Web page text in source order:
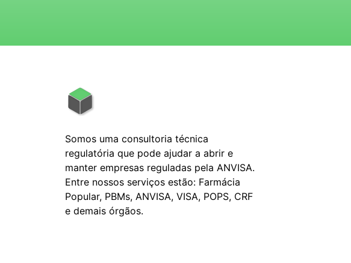
Somos uma consultoria técnica
regulatória que pode ajudar a abrir e
manter empresas reguladas pela ANVISA.
Entre nossos serviços estão: Farmácia
Popular, PBMs, ANVISA, VISA, POPS, CRF
e demais órgãos.